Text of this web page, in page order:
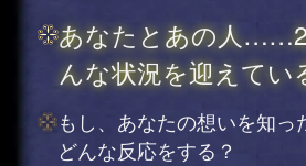
あなたとあの人
んな状況を迎えてい
もし、あなたの想いを知
どんな反応をする？